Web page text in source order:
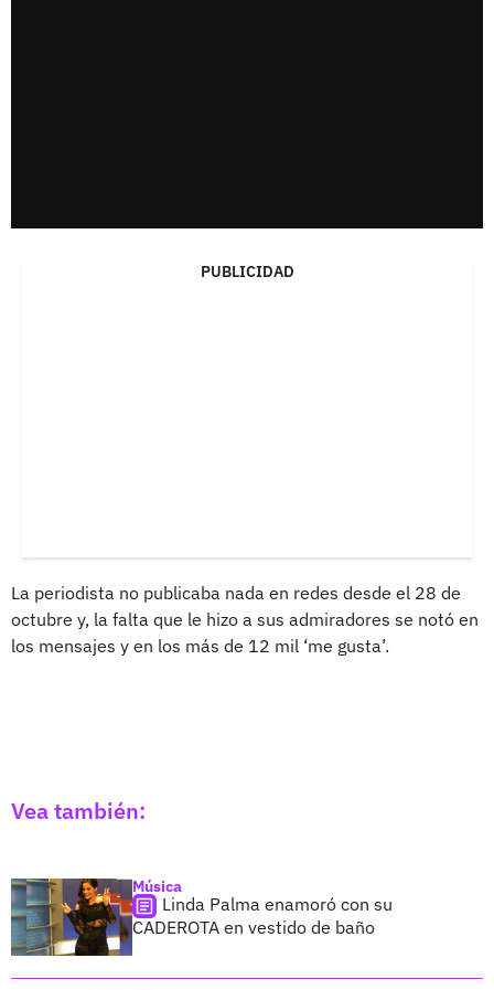
PUBLICIDAD
La periodista no publicaba nada en redes desde el 28 de
octubre y, la falta que le hizo a sus admiradores se notó en
los mensajes y en los más de 12 mil ‘me gusta’.
Vea también:
Música
Linda Palma enamoró con su
CADEROTA en vestido de baño